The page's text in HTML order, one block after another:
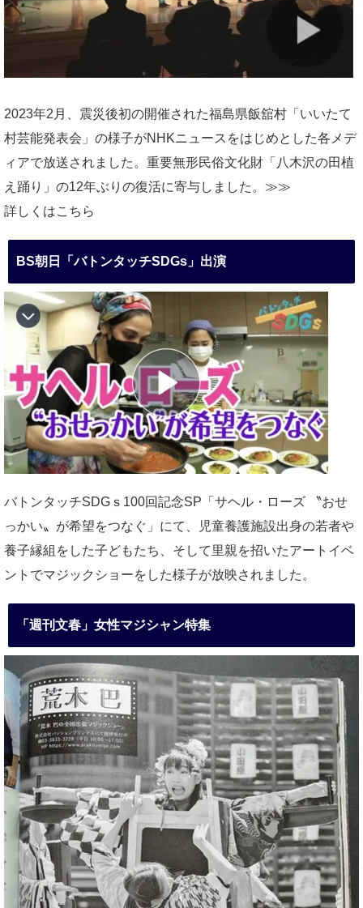
2023年2月、震災後初の開催された福島県飯舘村「いいたて
村芸能発表会」の様子がNHKニュースをはじめとした各メデ
ィアで放送されました。重要無形民俗文化財「八木沢の田植
え踊り」の12年ぶりの復活に寄与しました。≫≫
詳しくはこちら
BS朝日「バトンタッチSDGs」出演
バトンタッチSDGｓ100回記念SP「サヘル・ローズ 〝おせ
っかい〟が希望をつなぐ」にて、児童養護施設出身の若者や
養子縁組をした子どもたち、そして里親を招いたアートイベ
ントでマジックショーをした様子が放映されました。
「週刊文春」女性マジシャン特集